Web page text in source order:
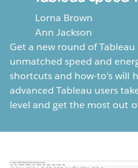
Lorna Brown
Ann Jackson
Get a new round of
unmatched speed and
shortcuts and how-to's will
advanced Tableau users
level and get the most out